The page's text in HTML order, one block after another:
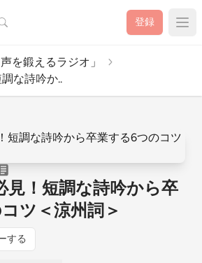
登録
を鍛えるラジオ」
な詩吟か..
見！短調な詩吟から卒
ツ＜涼州詞＞
する